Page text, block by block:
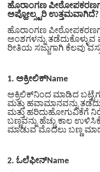
ಹೊರಾಂಗಣ
ಅಪ್ಹೋಲ್ಸ್ಟರಿ ಉತ್ತಮವಾಗಿದೆ?
ಹೊರಾಂಗಣ
ಅಂಶಗಳನ್ನು
ರೀತಿಯ ಸಜ್ಜುಗಾಗಿ ಕೆಲವು
1. ಅಕ್ರೀಲಿಕ್Name
ಅಕ್ರಿಲಿಕ್‌ನಿಂದ ಮಾಡಿದ
ಮತ್ತು ಹವಾಮಾನವನ್ನು
ಮತ್ತು ಹರಿದುಹೋಗುವಿಕೆಗೆ
ಬಣ್ಣವನ್ನು ಹೆಚ್ಚು ಕಾಲ
ಮಾಡುವ ಮೊದಲು ಬಣ್ಣ
2. ಓಲೆಫೀನ್Name